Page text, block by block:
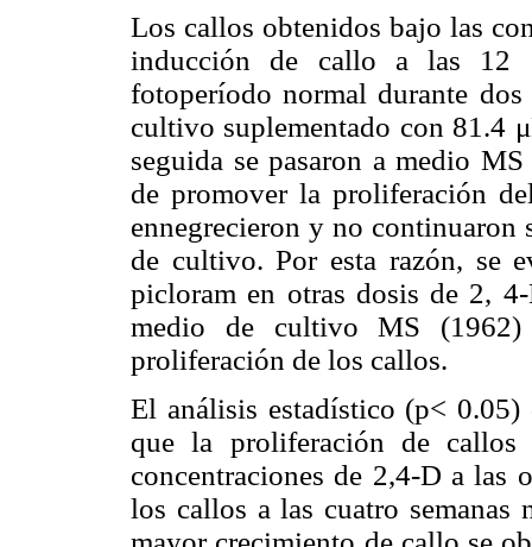
Los callos obtenidos bajo las
inducción de callo a las 12
fotoperíodo normal durante
cultivo suplementado con 81.4
seguida se pasaron a medio
de promover la proliferación
ennegrecieron y no continuaron
de cultivo. Por esta razón, se
picloram en otras dosis de 2,
medio de cultivo MS
proliferación de los callos.
El análisis estadístico (p< 0.05)
que la proliferación de callos
concentraciones de 2,4-D a las
los callos a las cuatro